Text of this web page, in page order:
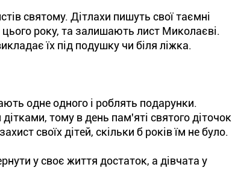
святому. Дітлахи пишуть свої таємні
цього року, та залишають лист Миколаєві.
їх під подушку чи біля ліжка.
одне одного і роблять подарунки.
тому в день пам'яті святого діточок
своїх дітей, скільки б років їм не було.
у своє життя достаток, а дівчата у